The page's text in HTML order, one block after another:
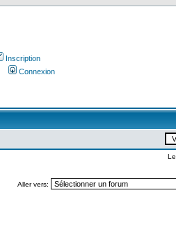
Inscription
Connexion
Aller vers: